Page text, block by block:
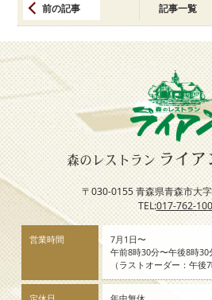
前の記事 記事一覧
森のレストラン ライア
〒030-0155 青森県青森市大
TEL:017-762-
営業時間
7月1日〜
午前8時30分〜午後8時30
（ラストオーダー：午後7